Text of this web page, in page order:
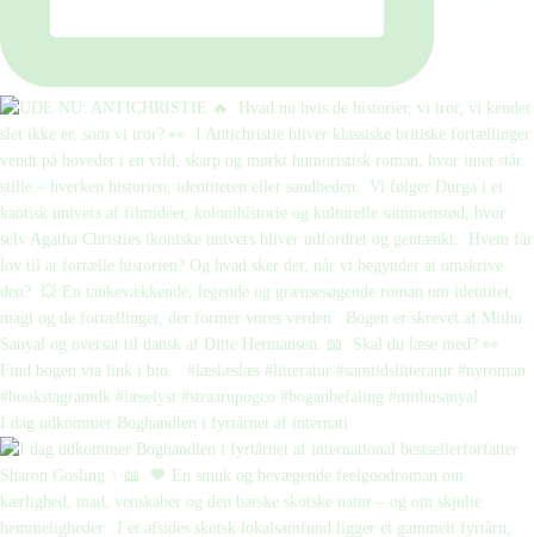
I dag udkommer Boghandlen i fyrtårnet af internati